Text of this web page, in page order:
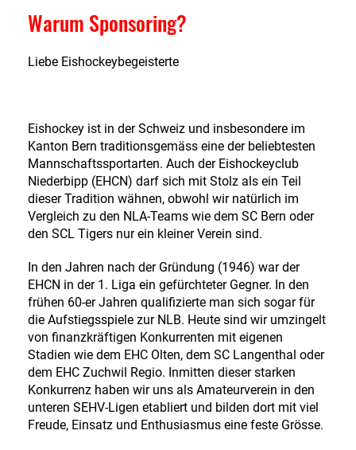
Warum Sponsoring?
Liebe Eishockeybegeisterte
Eishockey ist in der Schweiz und insbesondere im
Kanton Bern traditionsgemäss eine der beliebtesten
Mannschaftssportarten. Auch der Eishockeyclub
Niederbipp (EHCN) darf sich mit Stolz als ein Teil
dieser Tradition wähnen, obwohl wir natürlich im
Vergleich zu den NLA-Teams wie dem SC Bern oder
den SCL Tigers nur ein kleiner Verein sind.
In den Jahren nach der Gründung (1946) war der
EHCN in der 1. Liga ein gefürchteter Gegner. In den
frühen 60-er Jahren qualifizierte man sich sogar für
die Aufstiegsspiele zur NLB. Heute sind wir umzingelt
von finanzkräftigen Konkurrenten mit eigenen
Stadien wie dem EHC Olten, dem SC Langenthal oder
dem EHC Zuchwil Regio. Inmitten dieser starken
Konkurrenz haben wir uns als Amateurverein in den
unteren SEHV-Ligen etabliert und bilden dort mit viel
Freude, Einsatz und Enthusiasmus eine feste Grösse.